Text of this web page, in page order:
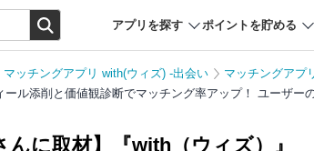
アプリを探す ポイントを貯める
マッチングアプリ with(ウィズ) -出会い
マッチングアプ
ル添削と価値観診断でマッチング率アップ！ ユーザー
んに取材】『with（ウィズ）』